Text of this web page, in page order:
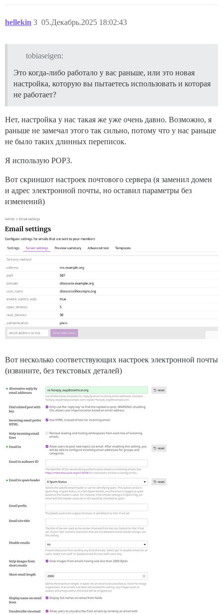
hellekin 05.Декабрь.2025 18:02:43
3
tobiaseigen:
Это когда-либо работало у вас раньше, или это новая
настройка, которую вы пытаетесь использовать и которая
не работает?
Нет, настройка у нас такая же уже очень давно. Возможно, я
раньше не замечал этого так сильно, потому что у нас раньше
не было таких длинных переписок.
Я использую POP3.
Вот скриншот настроек почтового сервера (я заменил домен
и адрес электронной почты, но оставил параметры без
изменений)
Вот несколько соответствующих настроек электронной почты
(извините, без текстовых деталей)